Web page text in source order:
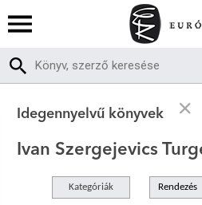
Idegennyelvű könyvek
Ivan Szergejevics
Kategóriák Rendezés